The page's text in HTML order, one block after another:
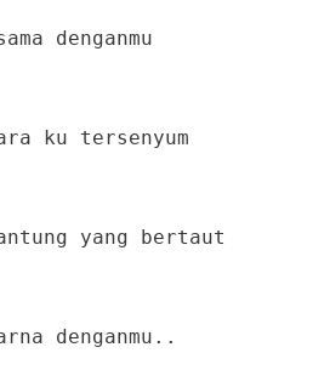
denganmu
ku tersenyum
yang bertaut
denganmu..